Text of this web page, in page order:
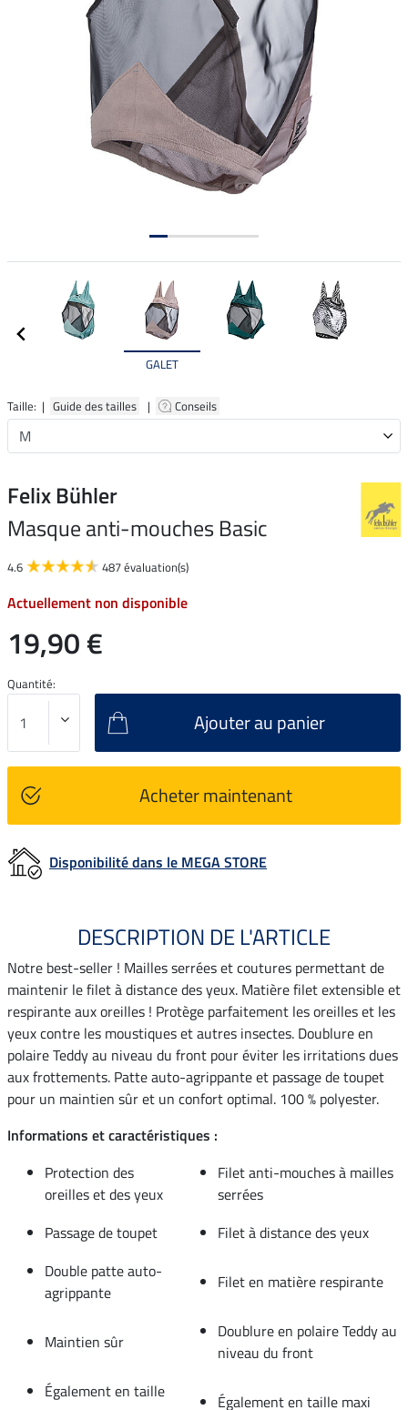
GALET
Taille: | Guide des tailles | Conseils
Felix Bühler
Masque anti-mouches Basic
4.6 487 évaluation(s)
Actuellement non disponible
19,90 €
Quantité:
Ajouter au panier
Acheter maintenant
Disponibilité dans le MEGA STORE
DESCRIPTION DE L'ARTICLE
Notre best-seller ! Mailles serrées et coutures permettant de
maintenir le filet à distance des yeux. Matière filet extensible et
respirante aux oreilles ! Protège parfaitement les oreilles et les
yeux contre les moustiques et autres insectes. Doublure en
polaire Teddy au niveau du front pour éviter les irritations dues
aux frottements. Patte auto-agrippante et passage de toupet
pour un maintien sûr et un confort optimal. 100 % polyester.
Informations et caractéristiques :
Protection des
oreilles et des yeux
Filet anti-mouches à mailles
serrées
Passage de toupet
Filet à distance des yeux
Double patte auto-
agrippante
Filet en matière respirante
Maintien sûr
Doublure en polaire Teddy au
niveau du front
Également en taille
Également en taille maxi